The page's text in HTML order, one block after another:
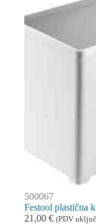
500067
Festool plastična
21,00 € (PDV